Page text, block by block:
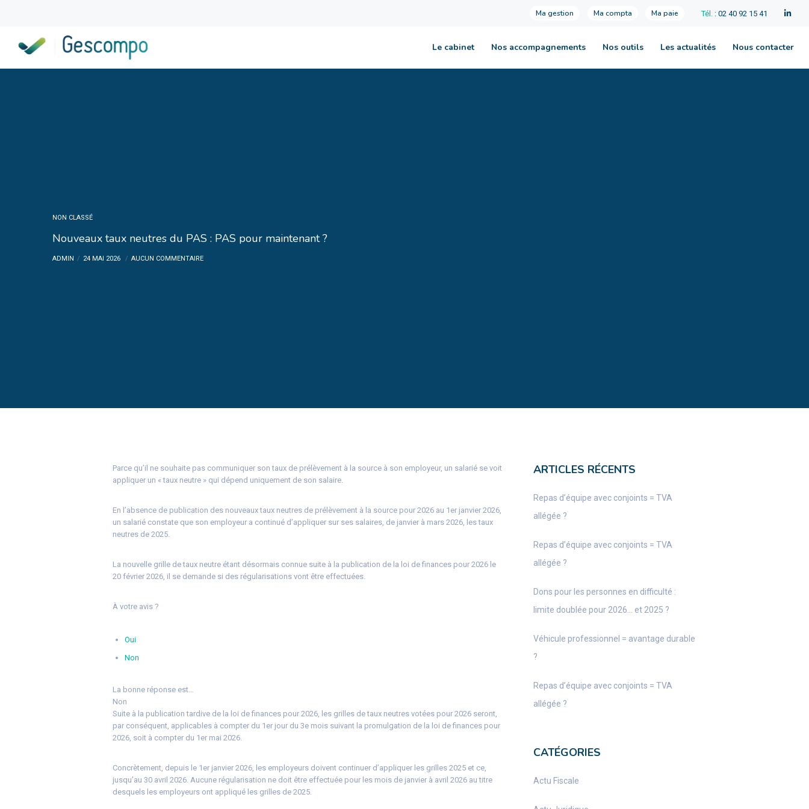
Ma gestion Ma compta Ma paie Tél. : 02 40 92 15 41
Le cabinet Nos accompagnements Nos outils Les actualités Nous contacter
NON CLASSÉ
Nouveaux taux neutres du PAS : PAS pour maintenant ?
ADMIN 24 MAI 2026 AUCUN COMMENTAIRE
Parce qu’il ne souhaite pas communiquer son taux de prélèvement à la source à son employeur, un salarié se voit
appliquer un « taux neutre » qui dépend uniquement de son salaire.
En l’absence de publication des nouveaux taux neutres de prélèvement à la source pour 2026 au 1er janvier 2026,
un salarié constate que son employeur a continué d’appliquer sur ses salaires, de janvier à mars 2026, les taux
neutres de 2025.
La nouvelle grille de taux neutre étant désormais connue suite à la publication de la loi de finances pour 2026 le
20 février 2026, il se demande si des régularisations vont être effectuées.
À votre avis ?
Oui
Non
La bonne réponse est…
Non
Suite à la publication tardive de la loi de finances pour 2026, les grilles de taux neutres votées pour 2026 seront,
par conséquent, applicables à compter du 1er jour du 3e mois suivant la promulgation de la loi de finances pour
2026, soit à compter du 1er mai 2026.
Concrètement, depuis le 1er janvier 2026, les employeurs doivent continuer d’appliquer les grilles 2025 et ce,
jusqu’au 30 avril 2026. Aucune régularisation ne doit être effectuée pour les mois de janvier à avril 2026 au titre
desquels les employeurs ont appliqué les grilles de 2025.
ARTICLES RÉCENTS
Repas d’équipe avec conjoints = TVA
allégée ?
Repas d’équipe avec conjoints = TVA
allégée ?
Dons pour les personnes en difficulté :
limite doublée pour 2026… et 2025 ?
Véhicule professionnel = avantage durable
?
Repas d’équipe avec conjoints = TVA
allégée ?
CATÉGORIES
Actu Fiscale